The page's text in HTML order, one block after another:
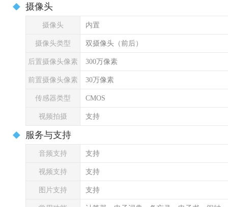
摄像头
摄像头 内置
摄像头类型 双摄像头（前后）
后置摄像头像素 300万像素
前置摄像头像素 30万像素
传感器类型 CMOS
视频拍摄 支持
服务与支持
音频支持 支持
视频支持 支持
图片支持 支持